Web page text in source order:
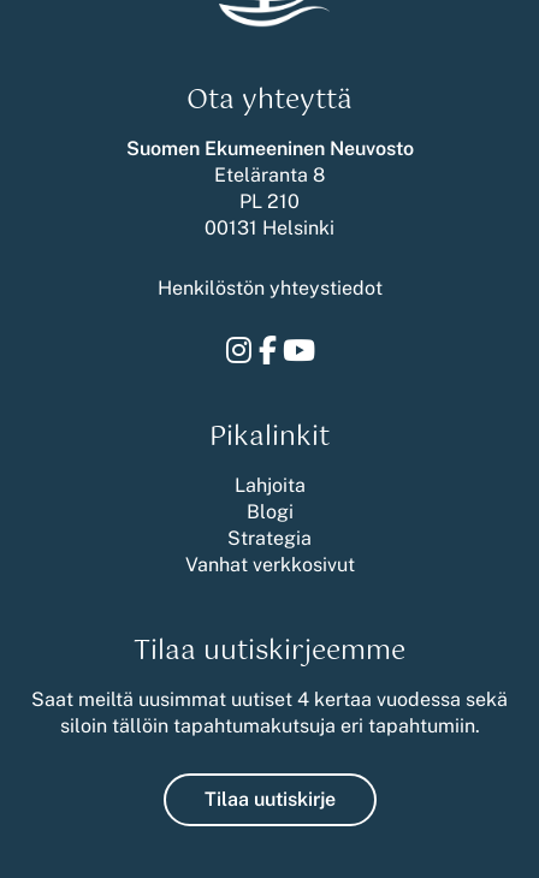
Ota yhteyttä
Suomen Ekumeeninen Neuvosto
Eteläranta 8
PL 210
00131 Helsinki
Henkilöstön yhteystiedot
Instagram
Facebook
Youtube
Pikalinkit
Lahjoita
Blogi
Strategia
Vanhat verkkosivut
Tilaa uutiskirjeemme
Saat meiltä uusimmat uutiset 4 kertaa vuodessa sekä
siloin tällöin tapahtumakutsuja eri tapahtumiin.
Tilaa uutiskirje